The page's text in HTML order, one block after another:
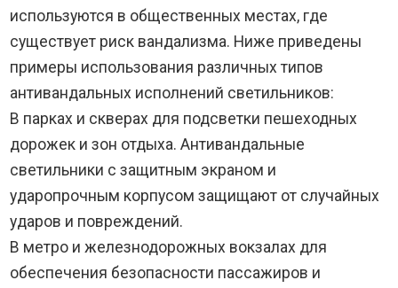
используются в общественных местах, где
существует риск вандализма. Ниже приведены
примеры использования различных типов
антивандальных исполнений светильников:
В парках и скверах для подсветки пешеходных
дорожек и зон отдыха. Антивандальные
светильники с защитным экраном и
ударопрочным корпусом защищают от случайных
ударов и повреждений.
В метро и железнодорожных вокзалах для
обеспечения безопасности пассажиров и